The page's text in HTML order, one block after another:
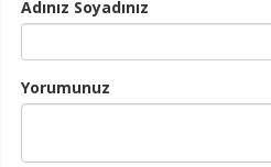
Adınız Soyadınız
Yorumunuz